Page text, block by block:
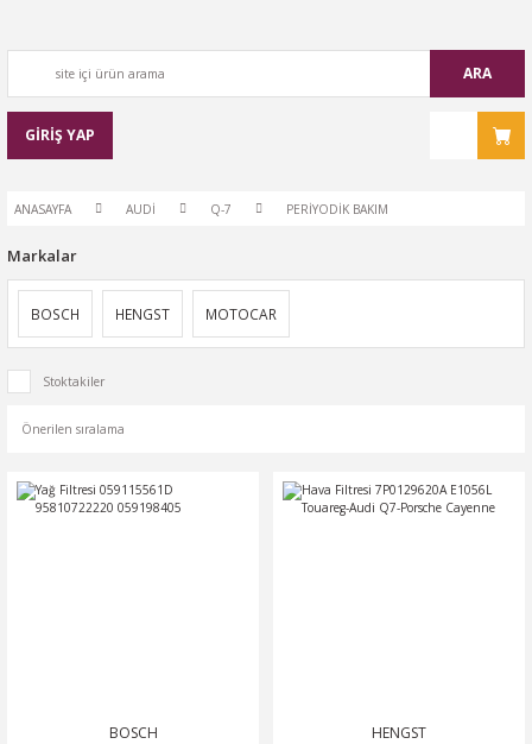
ARA
GİRİŞ YAP
ANASAYFA AUDİ Q-7 PERİYODİK BAKIM
Markalar
BOSCH HENGST MOTOCAR
Stoktakiler
BOSCH HENGST